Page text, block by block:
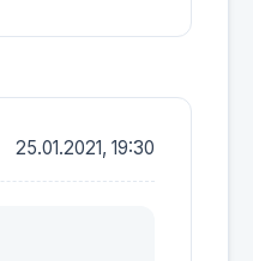
25.01.2021, 19:30